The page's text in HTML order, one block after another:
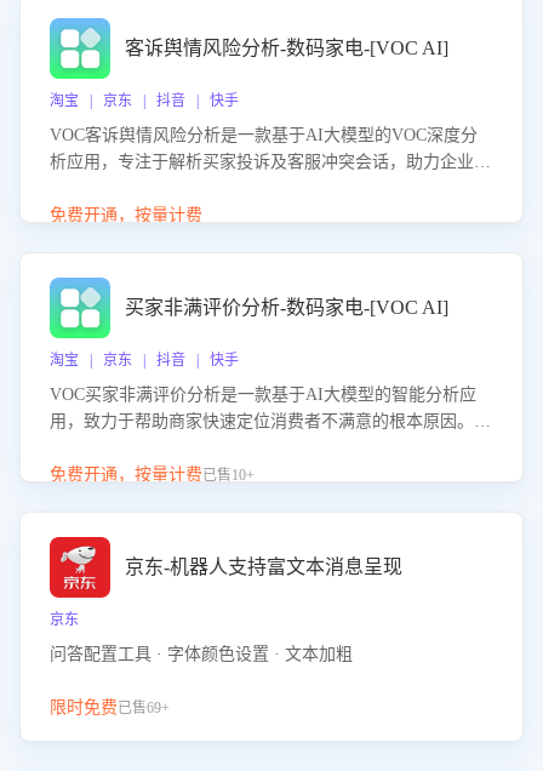
客诉舆情风险分析-数码家电-[VOC AI]
淘宝 | 京东 | 抖音 | 快手
VOC客诉舆情风险分析是一款基于AI大模型的VOC深度分
析应用，专注于解析买家投诉及客服冲突会话，助力企业精
别客户情绪、归因争议根源，并客观评估客服应对合理性与
能力，阻断差评扩散，维护品牌声誉，实现客户满意度的持
续提升。
免费开通，按量计费
买家非满评价分析-数码家电-[VOC AI]
淘宝 | 京东 | 抖音 | 快手
VOC买家非满评价分析是一款基于AI大模型的智能分析应
用，致力于帮助商家快速定位消费者不满意的根本原因。该
客服原因或其它部门原因，明确责任归属，提供可落地的改
改，有效提升客户满意度和店铺整体服务质量。
免费开通，按量计费已售10+
京东-机器人支持富文本消息呈现
京东
问答配置工具 · 字体颜色设置 · 文本加粗
限时免费已售69+